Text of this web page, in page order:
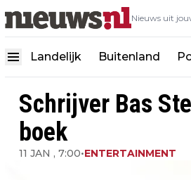
Nieuws uit
Landelijk Buitenland
Schrijver Bas
boek
11 JAN , 7:00•ENTERTAINMENT